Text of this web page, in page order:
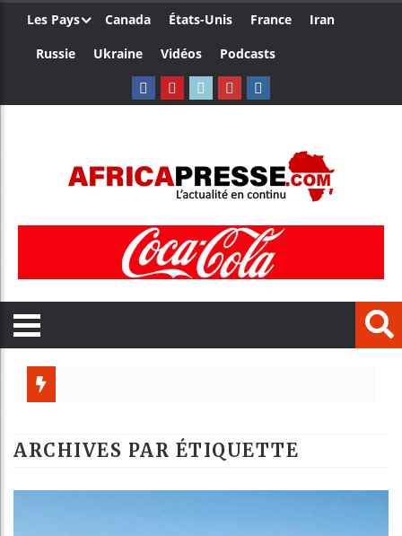
Les Pays Canada États-Unis France
Iran
Russie
Ukraine Vidéos Podcasts
ARCHIVES PAR ÉTIQUETTE